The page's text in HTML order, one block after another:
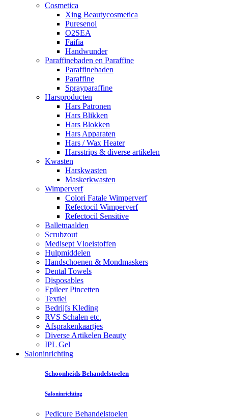
Cosmetica
Xing Beautycosmetica
Puresenol
O2SEA
Faifia
Handwunder
Paraffinebaden en Paraffine
Paraffinebaden
Paraffine
Sprayparaffine
Harsproducten
Hars Patronen
Hars Blikken
Hars Blokken
Hars Apparaten
Hars / Wax Heater
Harsstrips & diverse artikelen
Kwasten
Harskwasten
Maskerkwasten
Wimperverf
Colori Fatale Wimperverf
Refectocil Wimperverf
Refectocil Sensitive
Balletnaalden
Scrubzout
Medisept Vloeistoffen
Hulpmiddelen
Handschoenen & Mondmaskers
Dental Towels
Disposables
Epileer Pincetten
Textiel
Bedrijfs Kleding
RVS Schalen etc.
Afsprakenkaartjes
Diverse Artikelen Beauty
IPL Gel
Saloninrichting
Schoonheids Behandelstoelen
Saloninrichting
Pedicure Behandelstoelen